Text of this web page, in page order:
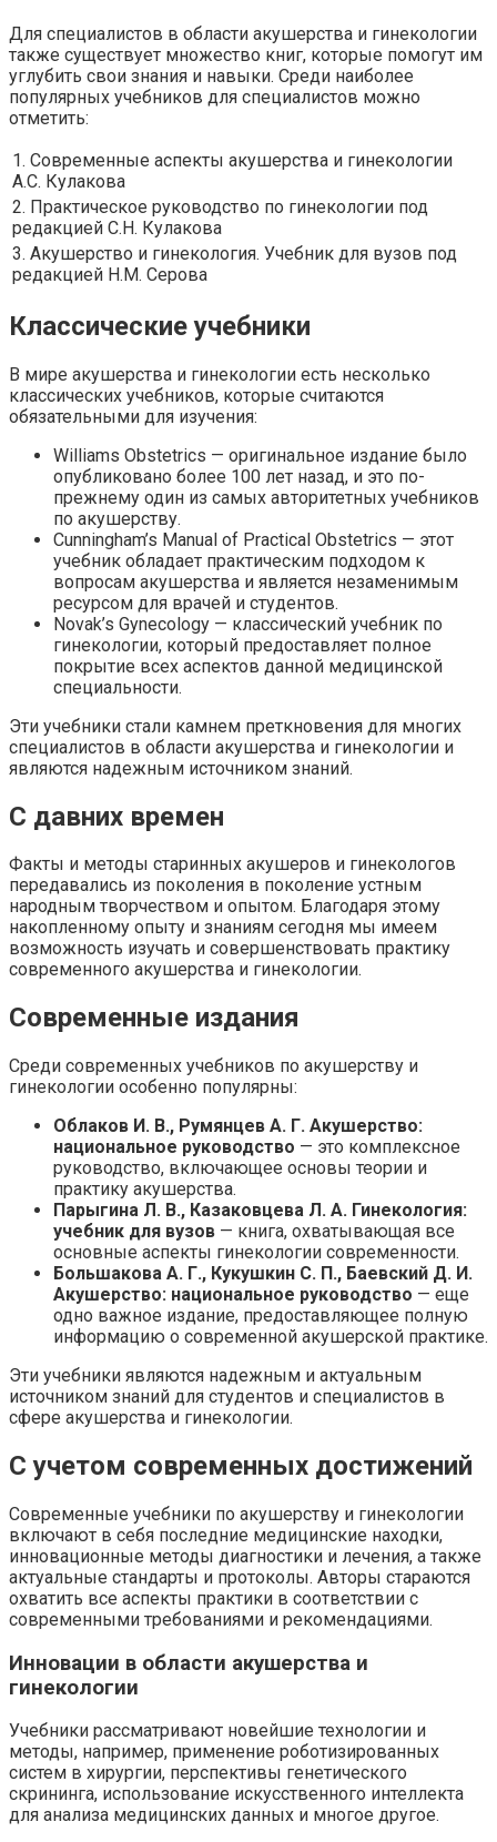
Для специалистов в области акушерства и гинекологии
также существует множество книг, которые помогут им
углубить свои знания и навыки. Среди наиболее
популярных учебников для специалистов можно
отметить:
1. Современные аспекты акушерства и гинекологии
А.С. Кулакова
2. Практическое руководство по гинекологии под
редакцией С.Н. Кулакова
3. Акушерство и гинекология. Учебник для вузов под
редакцией Н.М. Серова
Классические учебники
В мире акушерства и гинекологии есть несколько
классических учебников, которые считаются
обязательными для изучения:
Williams Obstetrics — оригинальное издание было
опубликовано более 100 лет назад, и это по-
прежнему один из самых авторитетных учебников
по акушерству.
Cunningham’s Manual of Practical Obstetrics — этот
учебник обладает практическим подходом к
вопросам акушерства и является незаменимым
ресурсом для врачей и студентов.
Novak’s Gynecology — классический учебник по
гинекологии, который предоставляет полное
покрытие всех аспектов данной медицинской
специальности.
Эти учебники стали камнем преткновения для многих
специалистов в области акушерства и гинекологии и
являются надежным источником знаний.
С давних времен
Факты и методы старинных акушеров и гинекологов
передавались из поколения в поколение устным
народным творчеством и опытом. Благодаря этому
накопленному опыту и знаниям сегодня мы имеем
возможность изучать и совершенствовать практику
современного акушерства и гинекологии.
Современные издания
Среди современных учебников по акушерству и
гинекологии особенно популярны:
Облаков И. В., Румянцев А. Г. Акушерство:
национальное руководство — это комплексное
руководство, включающее основы теории и
практику акушерства.
Парыгина Л. В., Казаковцева Л. А. Гинекология:
учебник для вузов — книга, охватывающая все
основные аспекты гинекологии современности.
Большакова А. Г., Кукушкин С. П., Баевский Д. И.
Акушерство: национальное руководство — еще
одно важное издание, предоставляющее полную
информацию о современной акушерской практике.
Эти учебники являются надежным и актуальным
источником знаний для студентов и специалистов в
сфере акушерства и гинекологии.
С учетом современных достижений
Современные учебники по акушерству и гинекологии
включают в себя последние медицинские находки,
инновационные методы диагностики и лечения, а также
актуальные стандарты и протоколы. Авторы стараются
охватить все аспекты практики в соответствии с
современными требованиями и рекомендациями.
Инновации в области акушерства и
гинекологии
Учебники рассматривают новейшие технологии и
методы, например, применение роботизированных
систем в хирургии, перспективы генетического
скрининга, использование искусственного интеллекта
для анализа медицинских данных и многое другое.